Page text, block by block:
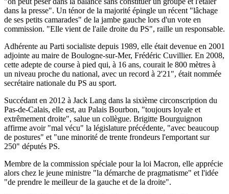
dans la presse". Un ténor de la majorité épingle un récent "lâchage
de ses petits camarades" de la jambe gauche lors d'un vote en
commission. "Elle vient de l'aile droite du PS", raille un responsable.
Adhérente au Parti socialiste depuis 1989, elle était devenue en 2001
adjointe au maire de Boulogne-sur-Mer, Frédéric Cuvillier. En 2008,
cette adepte de course à pied qui, à 16 ans, courait le 800 mètres à
un niveau proche du national, avec un record à 2'21", était nommée
secrétaire nationale du PS au sport.
Succédant en 2012 à Jack Lang dans la sixième circonscription du
Pas-de-Calais, elle est, au Palais Bourbon, "toujours loyale et
extrêmement droite", salue un collègue. Brigitte Bourguignon
affirme avoir "mal vécu" la législature précédente, "avec beaucoup
de postures" et "une minorité de trente frondeurs l'emportant sur
250" députés PS.
Membre de la commission spéciale pour la loi Macron, elle apprécie
alors chez le jeune ministre "la démarche de pragmatisme" et l'idée
"de prendre le meilleur de la gauche et de la droite".